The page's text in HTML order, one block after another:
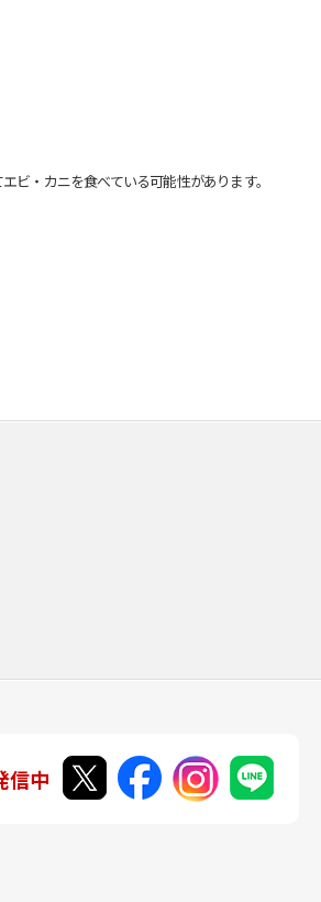
・カニを食べている可能性があります。
信中